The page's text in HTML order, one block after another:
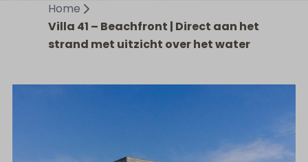
Home
Villa 41 – Beachfront | Direct aan het
strand met uitzicht over het water